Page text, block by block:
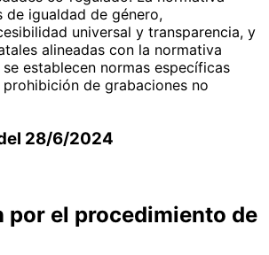
igualdad de género,
universal y transparencia, y
alineadas con la normativa
establecen normas específicas
prohibición de grabaciones no
28/6/2024
por el procedimiento de